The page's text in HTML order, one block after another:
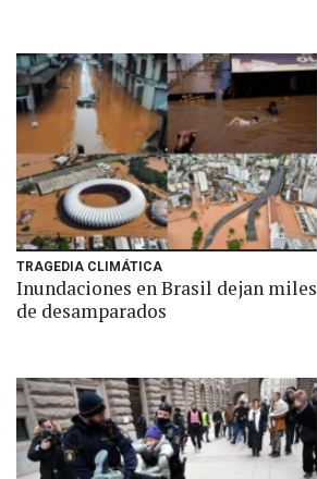
TRAGEDIA CLIMÁTICA
Inundaciones en Brasil dejan miles
de desamparados